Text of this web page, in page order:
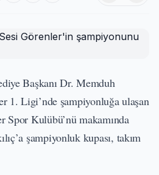
Başkanı Dr. Memduh
1. Ligi’nde şampiyonluğa ulaşan
Kulübü’nü makamında
şampiyonluk kupası, takım